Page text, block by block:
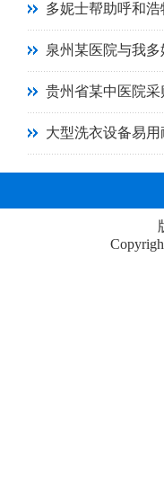
多妮士帮助呼和
泉州某医院与我
贵州省某中医院
大型洗衣设备易